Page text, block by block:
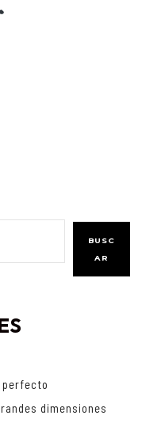
BUSC
AR
perfecto
dimensiones